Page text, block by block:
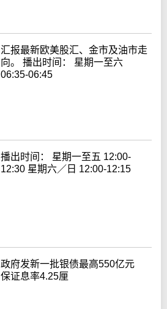
汇报最新欧美股汇、金市及油市走
向。 播出时间： 星期一至六
06:35-06:45
播出时间： 星期一至五 12:00-
12:30 星期六／日 12:00-12:15
政府发新一批银债最高550亿元
保证息率4.25厘